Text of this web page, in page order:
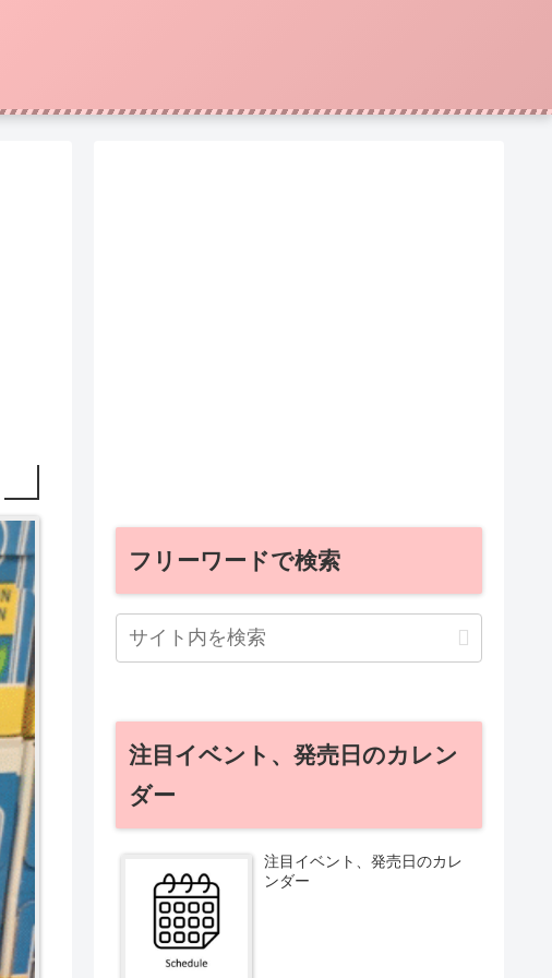
フリーワードで検索
注目イベント、発売日のカレン
ダー
注目イベント、発売日のカレ
ンダー